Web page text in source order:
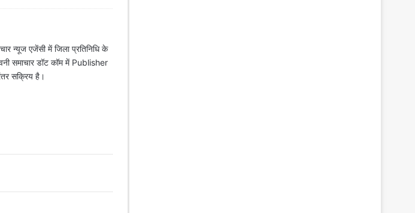
न्यूज एजेंसी में जिला प्रतिनिधि के
समाचार डॉट कॉम में Publisher
सक्रिय है।